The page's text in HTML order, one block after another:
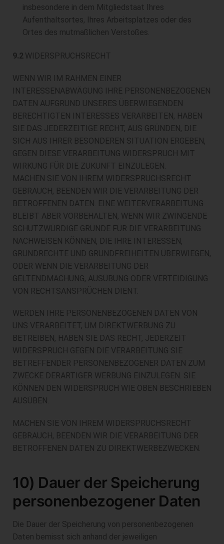
insbesondere in dem Mitgliedstaat Ihres
Aufenthaltsortes, Ihres Arbeitsplatzes oder des
Ortes des mutmaßlichen Verstoßes.
9.2 WIDERSPRUCHSRECHT
WENN WIR IM RAHMEN EINER
INTERESSENABWÄGUNG IHRE PERSONENBEZOGENEN
DATEN AUFGRUND UNSERES ÜBERWIEGENDEN
BERECHTIGTEN INTERESSES VERARBEITEN, HABEN
SIE DAS JEDERZEITIGE RECHT, AUS GRÜNDEN, DIE
SICH AUS IHRER BESONDEREN SITUATION ERGEBEN,
GEGEN DIESE VERARBEITUNG WIDERSPRUCH MIT
WIRKUNG FÜR DIE ZUKUNFT EINZULEGEN.
MACHEN SIE VON IHREM WIDERSPRUCHSRECHT
GEBRAUCH, BEENDEN WIR DIE VERARBEITUNG DER
BETROFFENEN DATEN. EINE WEITERVERARBEITUNG
BLEIBT ABER VORBEHALTEN, WENN WIR ZWINGENDE
SCHUTZWÜRDIGE GRÜNDE FÜR DIE VERARBEITUNG
NACHWEISEN KÖNNEN, DIE IHRE INTERESSEN,
GRUNDRECHTE UND GRUNDFREIHEITEN ÜBERWIEGEN,
ODER WENN DIE VERARBEITUNG DER
GELTENDMACHUNG, AUSÜBUNG ODER VERTEIDIGUNG
VON RECHTSANSPRÜCHEN DIENT.
WERDEN IHRE PERSONENBEZOGENEN DATEN VON
UNS VERARBEITET, UM DIREKTWERBUNG ZU
BETREIBEN, HABEN SIE DAS RECHT, JEDERZEIT
WIDERSPRUCH GEGEN DIE VERARBEITUNG SIE
BETREFFENDER PERSONENBEZOGENER DATEN ZUM
ZWECKE DERARTIGER WERBUNG EINZULEGEN. SIE
KÖNNEN DEN WIDERSPRUCH WIE OBEN BESCHRIEBEN
AUSÜBEN.
MACHEN SIE VON IHREM WIDERSPRUCHSRECHT
GEBRAUCH, BEENDEN WIR DIE VERARBEITUNG DER
BETROFFENEN DATEN ZU DIREKTWERBEZWECKEN.
10) Dauer der Speicherung
personenbezogener Daten
Die Dauer der Speicherung von personenbezogenen
Daten bemisst sich anhand der jeweiligen